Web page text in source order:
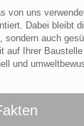
uns
Dabei bleibt
auch
Ihrer
und